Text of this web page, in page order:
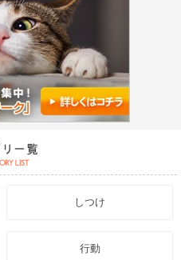
しつけ
行動